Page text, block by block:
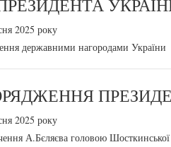
2025 року
державними нагородами України
2025 року
А.Бєляєва головою Шосткинської